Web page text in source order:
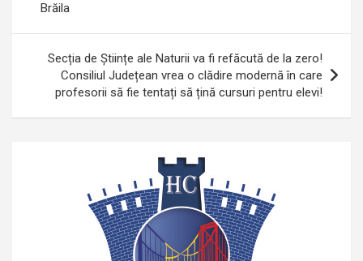
articole
Brăila
Secția de Științe ale Naturii va fi refăcută de la zero!
Consiliul Județean vrea o clădire modernă în care
profesorii să fie tentați să țină cursuri pentru elevi!